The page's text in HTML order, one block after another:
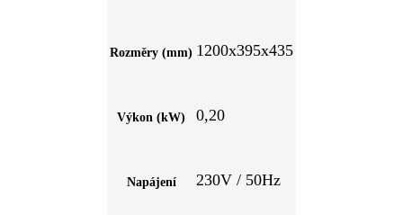
Rozměry (mm) 1200x395x435
Výkon (kW) 0,20
Napájení 230V / 50Hz